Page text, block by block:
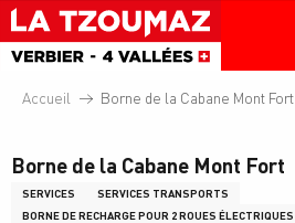
Aller
au
contenu
principal
Accueil Borne de la Cabane Mont Fort
Borne de la Cabane Mont Fort
SERVICES
SERVICES TRANSPORTS
BORNE DE RECHARGE POUR 2 ROUES ÉLECTRIQUES